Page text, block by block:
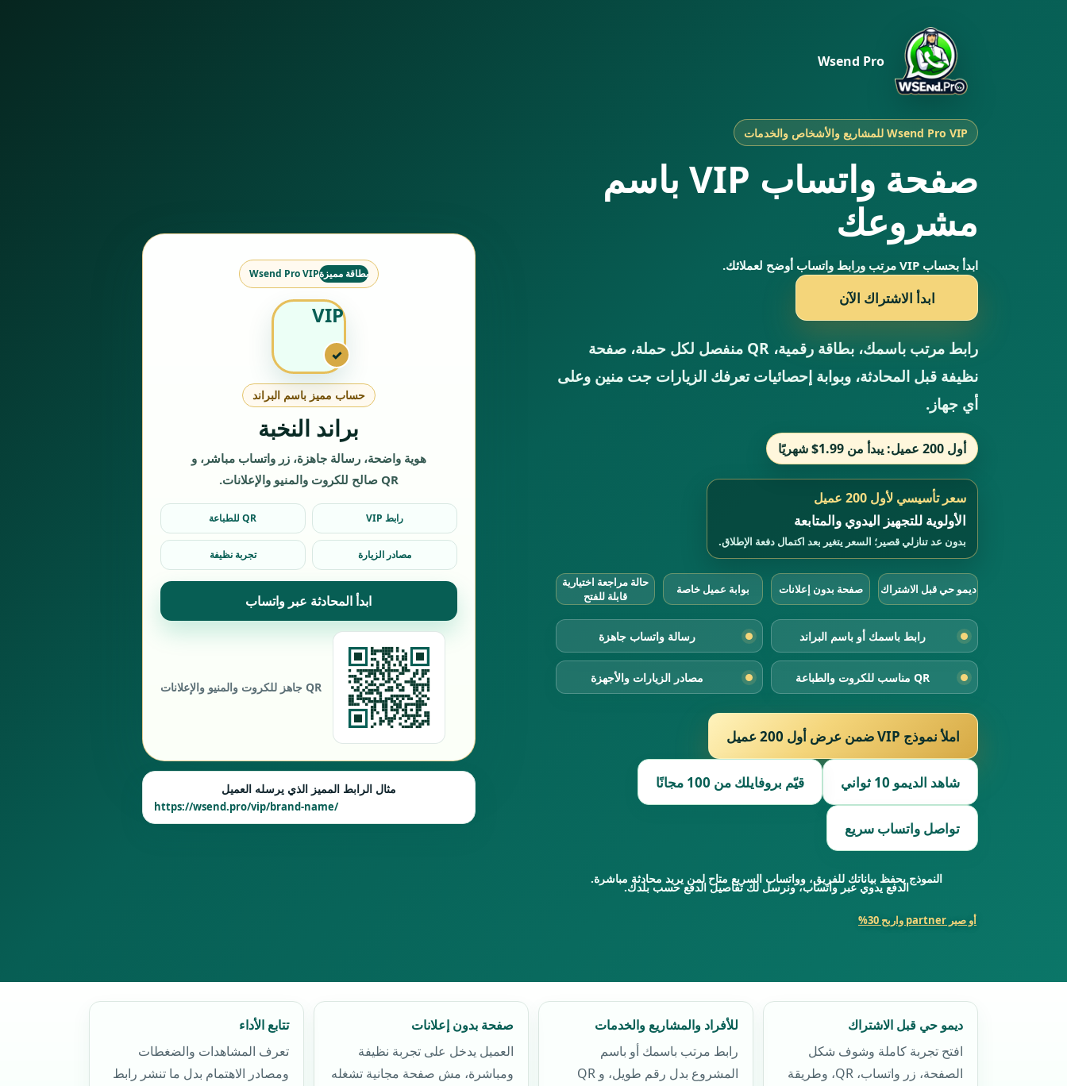
Wsend Pro
Wsend Pro VIP للمشاريع والأشخاص والخدمات
صفحة واتساب VIP باسم
مشروعك
ابدأ بحساب VIP مرتب ورابط واتساب أوضح لعملائك.
ابدأ الاشتراك الآن
رابط مرتب باسمك، بطاقة رقمية، QR منفصل لكل حملة، صفحة
نظيفة قبل المحادثة، وبوابة إحصائيات تعرفك الزيارات جت منين وعلى
أي جهاز.
أول 200 عميل: يبدأ من 1.99$ شهريًا
سعر تأسيسي لأول 200 عميل
الأولوية للتجهيز اليدوي والمتابعة
بدون عد تنازلي قصير؛ السعر يتغير بعد اكتمال دفعة الإطلاق.
ديمو حي قبل الاشتراك صفحة بدون إعلانات بوابة عميل خاصة
حالة مراجعة اختيارية
قابلة للفتح
رابط باسمك أو باسم البراند رسالة واتساب جاهزة
QR مناسب للكروت والطباعة مصادر الزيارات والأجهزة
املأ نموذج VIP ضمن عرض أول 200 عميل
شاهد الديمو 10 ثواني قيّم بروفايلك من 100 مجانًا
تواصل واتساب سريع
النموذج يحفظ بياناتك للفريق، وواتساب السريع متاح لمن يريد محادثة مباشرة.
الدفع يدوي عبر واتساب، ونرسل لك تفاصيل الدفع حسب بلدك.
أو صير partner واربح 30%
بطاقة مميزةWsend Pro VIP
VIP
حساب مميز باسم البراند
براند النخبة
هوية واضحة، رسالة جاهزة، زر واتساب مباشر، و
QR صالح للكروت والمنيو والإعلانات.
رابط VIP QR للطباعة
مصادر الزيارة تجربة نظيفة
ابدأ المحادثة عبر واتساب
QR جاهز للكروت والمنيو والإعلانات
مثال الرابط المميز الذي يرسله العميل
https://wsend.pro/vip/brand-name/
ديمو حي قبل الاشتراك
افتح تجربة كاملة وشوف شكل
الصفحة، زر واتساب، QR، وطريقة
للأفراد والمشاريع والخدمات
رابط مرتب باسمك أو باسم
المشروع بدل رقم طويل، و QR
صفحة بدون إعلانات
العميل يدخل على تجربة نظيفة
ومباشرة، مش صفحة مجانية تشغله
تتابع الأداء
تعرف المشاهدات والضغطات
ومصادر الاهتمام بدل ما تنشر رابط